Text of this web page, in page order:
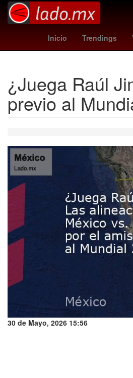
Inicio Trendings
patrick kypson autlan
¿Juega Raúl
previo al
30 de Mayo, 2026 15:56